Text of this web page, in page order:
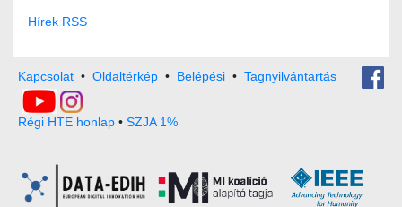
Hírek RSS
Kapcsolat • Oldaltérkép • Belépési • Tagnyilvántartás
Régi HTE honlap • SZJA 1%